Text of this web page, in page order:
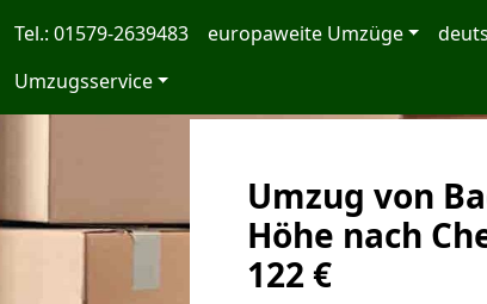
Tel.: 01579-2639483 europaweite Umzüge
Umzugsservice
Umzug von
Höhe nach
122 €